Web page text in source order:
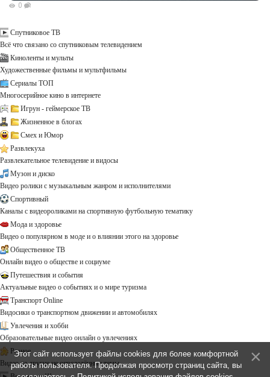
0
Спутниковое ТВ
Всё что связано со спутниковым телевидением
Киноленты и мульты
Художественные фильмы и мультфильмы
Сериалы ТОП
Многосерийное кино в интернете
Игрун - геймерское ТВ
Жизненное в блогах
Смех и Юмор
Развлекуха
Развлекательное телевидение и видосы
Музон и диско
Видео ролики с музыкальным жанром и исполнителями
Спортивный
Каналы с видеороликами на спортивную футбольную тематику
Мода и здоровье
Видео о популярном в моде и о влиянии этого на здоровье
Общественное ТВ
Онлайн видео о обществе и социуме
Путешествия и события
Актуальные видео о событиях и о мире туризма
Транспорт Online
Видосики о транспортном движении и автомобилях
Увлечения и хобби
Образовательные видео онлайн о увлечениях
Разное
Видео на другие не определённые темы ...
Этот сайт использует файлы cookies для более комфортной
работы пользователя. Продолжая просмотр страниц сайта, вы